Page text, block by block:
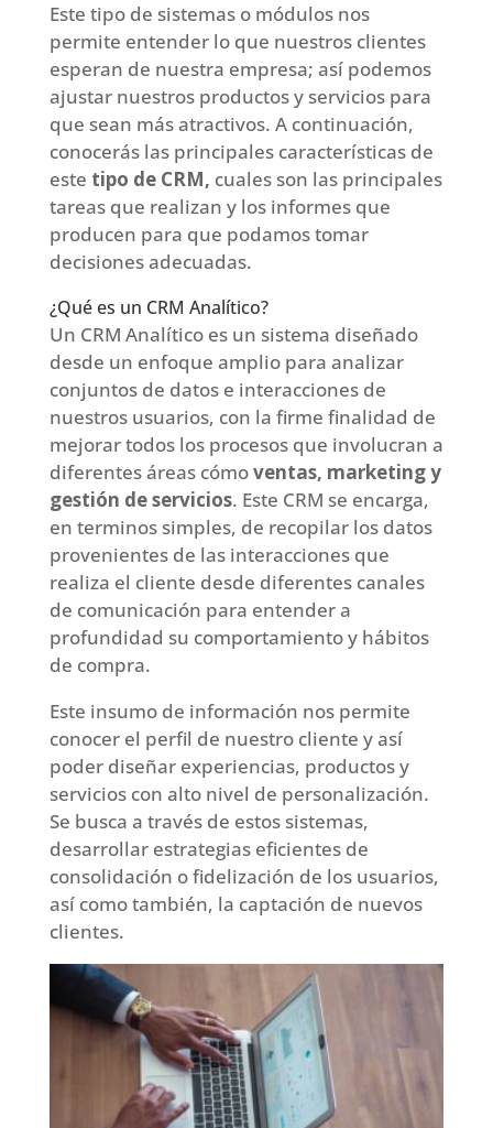
Este tipo de sistemas o módulos nos
permite entender lo que nuestros clientes
esperan de nuestra empresa; así podemos
ajustar nuestros productos y servicios para
que sean más atractivos. A continuación,
conocerás las principales características de
este tipo de CRM, cuales son las principales
tareas que realizan y los informes que
producen para que podamos tomar
decisiones adecuadas.
¿Qué es un CRM Analítico?
Un CRM Analítico es un sistema diseñado
desde un enfoque amplio para analizar
conjuntos de datos e interacciones de
nuestros usuarios, con la firme finalidad de
mejorar todos los procesos que involucran a
diferentes áreas cómoventas, marketing y
gestión de servicios. Este CRM se encarga,
en terminos simples, de recopilar los datos
provenientes de las interacciones que
realiza el cliente desde diferentes canales
de comunicación para entender a
profundidad su comportamiento y hábitos
de compra.
Este insumo de información nos permite
conocer el perfil de nuestro cliente y así
poder diseñar experiencias, productos y
servicios con alto nivel de personalización.
Se busca a través de estos sistemas,
desarrollar estrategias eficientes de
consolidación o fidelización de los usuarios,
así como también, la captación de nuevos
clientes.